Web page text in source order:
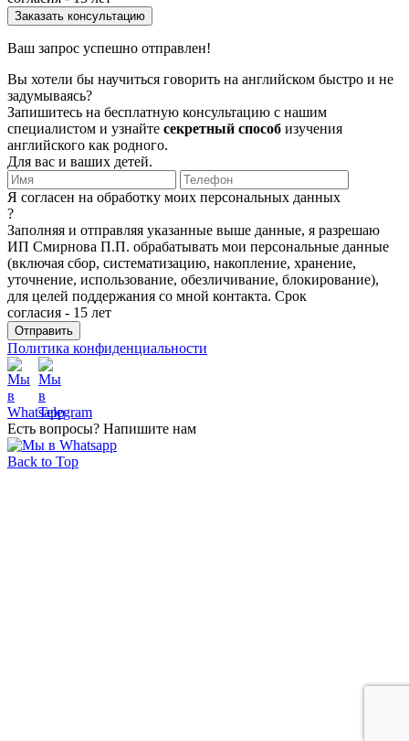
Ваш запрос успешно отправлен!
Вы хотели бы научиться говорить на английском быстро и не
задумываясь?
Запишитесь на бесплатную консультацию с нашим
специалистом и узнайте секретный способ изучения
английского как родного.
Для вас и ваших детей.
Я согласен на обработку моих персональных данных
?
Заполняя и отправляя указанные выше данные, я разрешаю
ИП Смирнова П.П. обрабатывать мои персональные данные
(включая сбор, систематизацию, накопление, хранение,
уточнение, использование, обезличивание, блокирование),
для целей поддержания со мной контакта. Срок
согласия - 15 лет
Политика конфиденциальности
Есть вопросы? Напишите нам
Back to Top